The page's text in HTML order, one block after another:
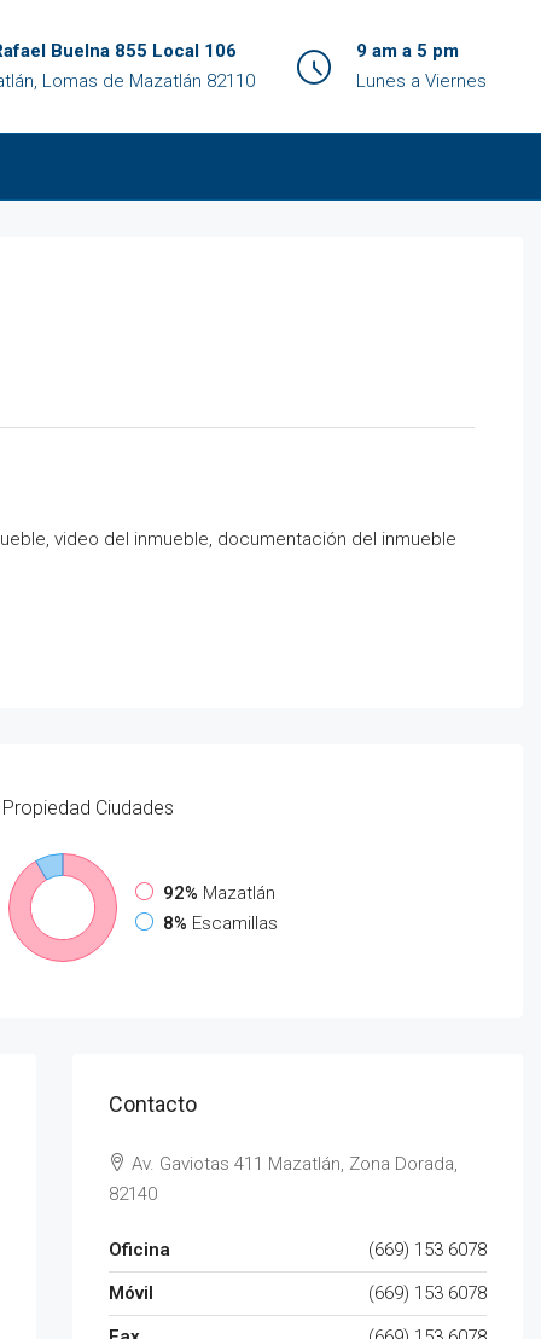
Buelna 855 Local 106
Lomas de Mazatlán 82110
9 am a 5 pm
Lunes a Viernes
video del inmueble, documentación del inmueble
Propiedad Ciudades
92% Mazatlán
8% Escamillas
Contacto
Av. Gaviotas 411 Mazatlán, Zona Dorada,
82140
Oficina
(669) 153 6078
Móvil
(669) 153 6078